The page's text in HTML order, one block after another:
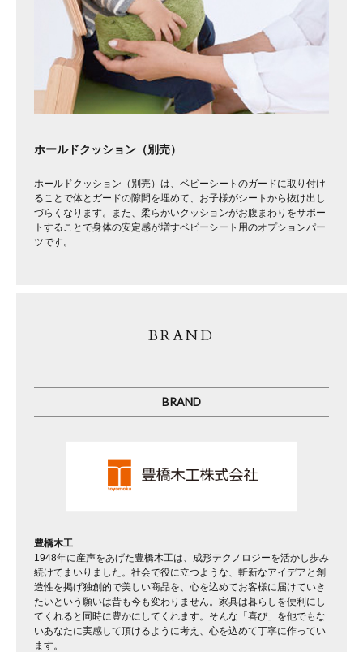
ホールドクッション（別売）
ホールドクッション（別売）は、ベビーシートのガードに取り付け
ることで体とガードの隙間を埋めて、お子様がシートから抜け出し
づらくなります。また、柔らかいクッションがお腹まわりをサポー
トすることで身体の安定感が増すベビーシート用のオプションパー
ツです。
BRAND
BRAND
豊橋木工
1948年に産声をあげた豊橋木工は、成形テクノロジーを活かし歩み
続けてまいりました。社会で役に立つような、斬新なアイデアと創
造性を掲げ独創的で美しい商品を、心を込めてお客様に届けていき
たいという願いは昔も今も変わりません。家具は暮らしを便利にし
てくれると同時に豊かにしてくれます。そんな「喜び」を他でもな
いあなたに実感して頂けるように考え、心を込めて丁寧に作ってい
ます。